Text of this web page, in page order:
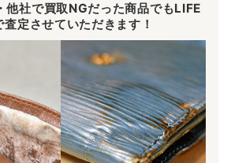
他社で買取NGだった商品でもLIFE
査定させていただきます！